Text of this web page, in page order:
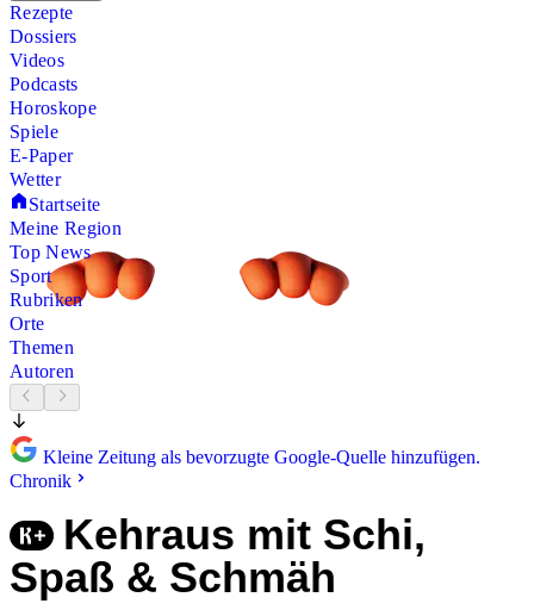
Rezepte
Dossiers
Videos
Podcasts
Horoskope
Spiele
E-Paper
Wetter
Startseite
Meine Region
Top News
Sport
Rubriken
Orte
Themen
Autoren
Kleine Zeitung als bevorzugte Google-Quelle hinzufügen.
Chronik
Kehraus mit Schi,
Spaß & Schmäh